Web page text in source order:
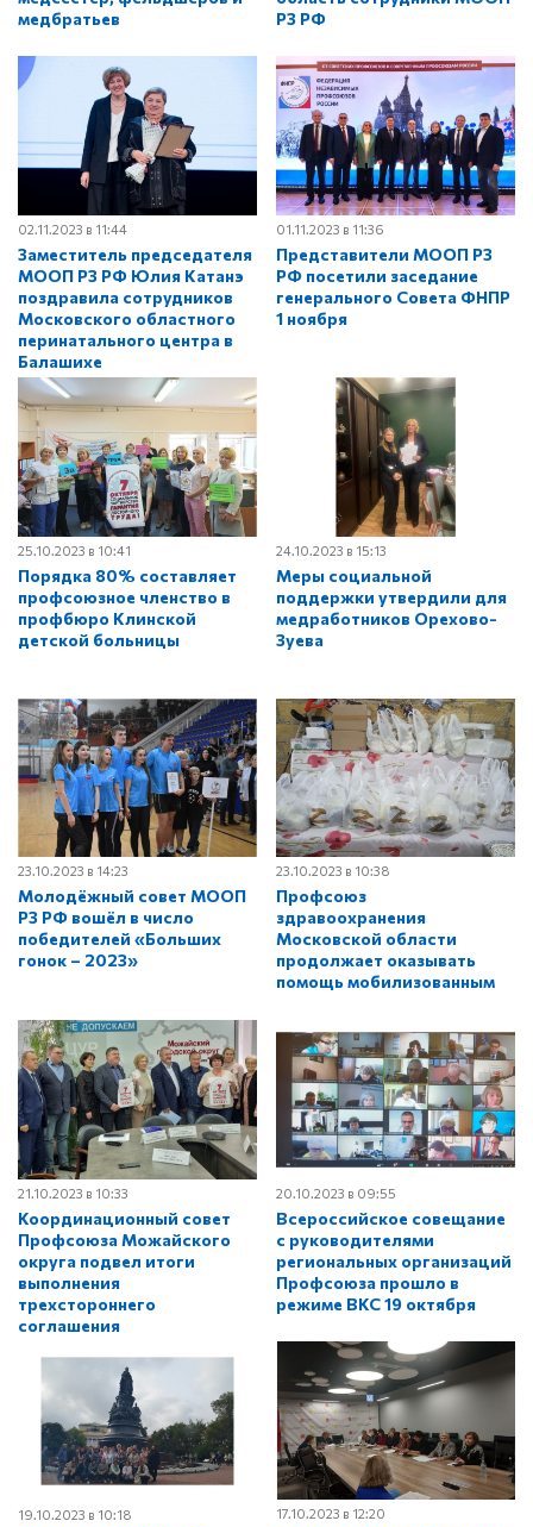
медбратьев
РЗ РФ
02.11.2023 в 11:44
Заместитель председателя
МООП РЗ РФ Юлия Катанэ
поздравила сотрудников
Московского областного
перинатального центра в
Балашихе
01.11.2023 в 11:36
Представители МООП РЗ
РФ посетили заседание
генерального Совета ФНПР
1 ноября
25.10.2023 в 10:41
Порядка 80% составляет
профсоюзное членство в
профбюро Клинской
детской больницы
24.10.2023 в 15:13
Меры социальной
поддержки утвердили для
медработников Орехово-
Зуева
23.10.2023 в 14:23
Молодёжный совет МООП
РЗ РФ вошёл в число
победителей «Больших
гонок – 2023»
23.10.2023 в 10:38
Профсоюз
здравоохранения
Московской области
продолжает оказывать
помощь мобилизованным
21.10.2023 в 10:33
Координационный совет
Профсоюза Можайского
округа подвел итоги
выполнения
трехстороннего
соглашения
20.10.2023 в 09:55
Всероссийское совещание
с руководителями
региональных организаций
Профсоюза прошло в
режиме ВКС 19 октября
19.10.2023 в 10:18 17.10.2023 в 12:20